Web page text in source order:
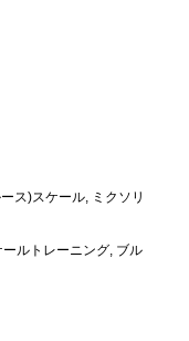
ス)スケール, ミクソリ
ールトレーニング, ブル